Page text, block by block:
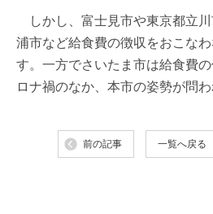
しかし、富士見市や東京都立
浦市など給食費の徴収をおこな
す。一方でさいたま市は給食費
ロナ禍のなか、本市の姿勢が問わ
前の記事 一覧へ戻る